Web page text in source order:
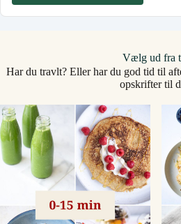
Vælg ud fra
Har du travlt? Eller har du god tid til
opskrifter til